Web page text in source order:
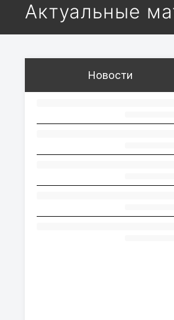
Актуальные
Новости